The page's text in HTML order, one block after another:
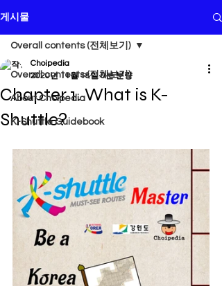
게시물
Overall contents (전체보기)
About Choipedia
K-Shuttle Guidebook
Overall contents (전체보기)
Chapter 1. What is K-
Shuttle?
Choipedia
2020년 11월 18일 0분 분량